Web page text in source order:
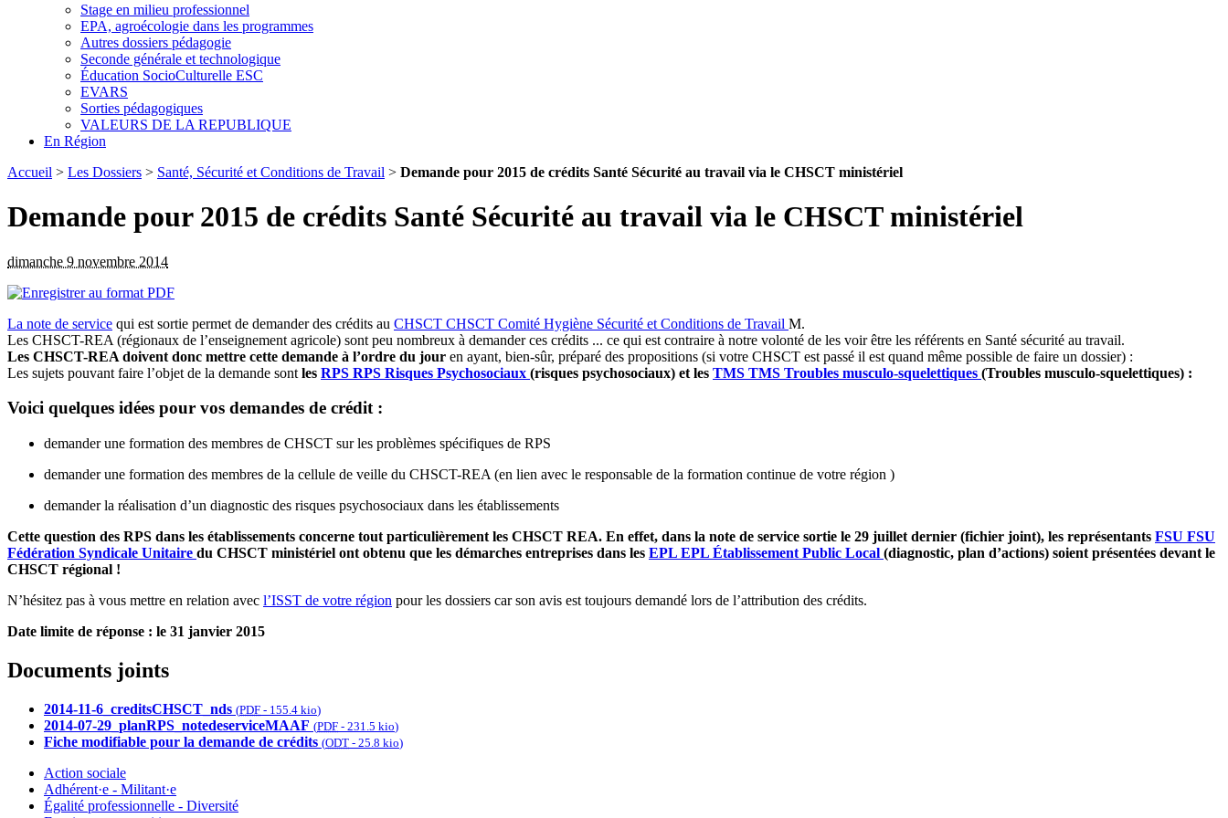
Stage en milieu professionnel
EPA, agroécologie dans les programmes
Autres dossiers pédagogie
Seconde générale et technologique
Éducation SocioCulturelle ESC
EVARS
Sorties pédagogiques
VALEURS DE LA REPUBLIQUE
En Région
Accueil > Les Dossiers > Santé, Sécurité et Conditions de Travail > Demande pour 2015 de crédits Santé Sécurité au travail via le CHSCT ministériel
Demande pour 2015 de crédits Santé Sécurité au travail via le CHSCT ministériel
dimanche 9 novembre 2014
La note de service qui est sortie permet de demander des crédits au CHSCT CHSCT Comité Hygiène Sécurité et Conditions de Travail M.
Les CHSCT-REA (régionaux de l’enseignement agricole) sont peu nombreux à demander ces crédits ... ce qui est contraire à notre volonté de les voir être les référents en Santé sécurité au travail.
Les CHSCT-REA doivent donc mettre cette demande à l’ordre du jour en ayant, bien-sûr, préparé des propositions (si votre CHSCT est passé il est quand même possible de faire un dossier) :
Les sujets pouvant faire l’objet de la demande sont les RPS RPS Risques Psychosociaux (risques psychosociaux) et les TMS TMS Troubles musculo-squelettiques (Troubles musculo-squelettiques) :
Voici quelques idées pour vos demandes de crédit :
demander une formation des membres de CHSCT sur les problèmes spécifiques de RPS
demander une formation des membres de la cellule de veille du CHSCT-REA (en lien avec le responsable de la formation continue de votre région )
demander la réalisation d’un diagnostic des risques psychosociaux dans les établissements
Cette question des RPS dans les établissements concerne tout particulièrement les CHSCT REA. En effet, dans la note de service sortie le 29 juillet dernier (fichier joint), les représentants FSU FSU
Fédération Syndicale Unitaire du CHSCT ministériel ont obtenu que les démarches entreprises dans les EPL EPL Établissement Public Local (diagnostic, plan d’actions) soient présentées devant le
CHSCT régional !
N’hésitez pas à vous mettre en relation avec l’ISST de votre région pour les dossiers car son avis est toujours demandé lors de l’attribution des crédits.
Date limite de réponse : le 31 janvier 2015
Documents joints
2014-11-6_creditsCHSCT_nds (PDF - 155.4 kio)
2014-07-29_planRPS_notedeserviceMAAF (PDF - 231.5 kio)
Fiche modifiable pour la demande de crédits (ODT - 25.8 kio)
Action sociale
Adhérent·e - Militant·e
Égalité professionnelle - Diversité